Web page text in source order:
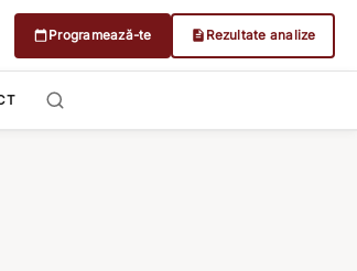
Programează-te Rezultate analize